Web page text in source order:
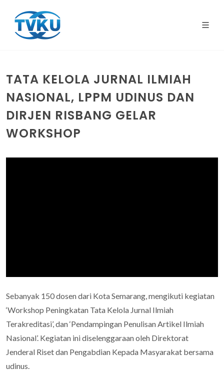
TATA KELOLA JURNAL ILMIAH
NASIONAL, LPPM UDINUS DAN
DIRJEN RISBANG GELAR
WORKSHOP
Sebanyak 150 dosen dari Kota Semarang, mengikuti kegiatan
‘Workshop Peningkatan Tata Kelola Jurnal Ilmiah
Terakreditasi’, dan ‘Pendampingan Penulisan Artikel Ilmiah
Nasional’. Kegiatan ini diselenggaraan oleh Direktorat
Jenderal Riset dan Pengabdian Kepada Masyarakat bersama
udinus.